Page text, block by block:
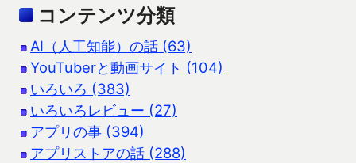
コンテンツ分類
AI（人工知能）の話 (63)
YouTuberと動画サイト (104)
いろいろ (383)
いろいろレビュー (27)
アプリの事 (394)
アプリストアの話 (288)